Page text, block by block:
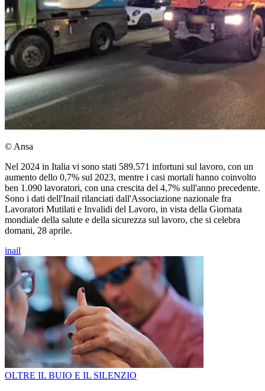
© Ansa
Nel 2024 in Italia vi sono stati 589.571 infortuni sul lavoro, con un
aumento dello 0,7% sul 2023, mentre i casi mortali hanno coinvolto
ben 1.090 lavoratori, con una crescita del 4,7% sull'anno precedente.
Sono i dati dell'Inail rilanciati dall'Associazione nazionale fra
Lavoratori Mutilati e Invalidi del Lavoro, in vista della Giornata
mondiale della salute e della sicurezza sul lavoro, che si celebra
domani, 28 aprile.
inail
OLTRE IL BUIO E IL SILENZIO